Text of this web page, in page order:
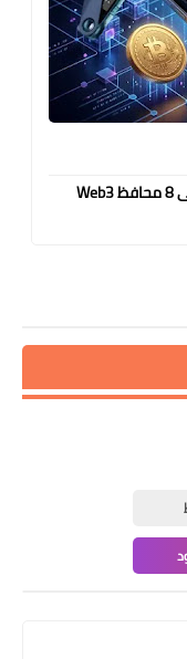
أفضل المحافظ اللامركزية 2026: نظرة على 8 محافظ Web3